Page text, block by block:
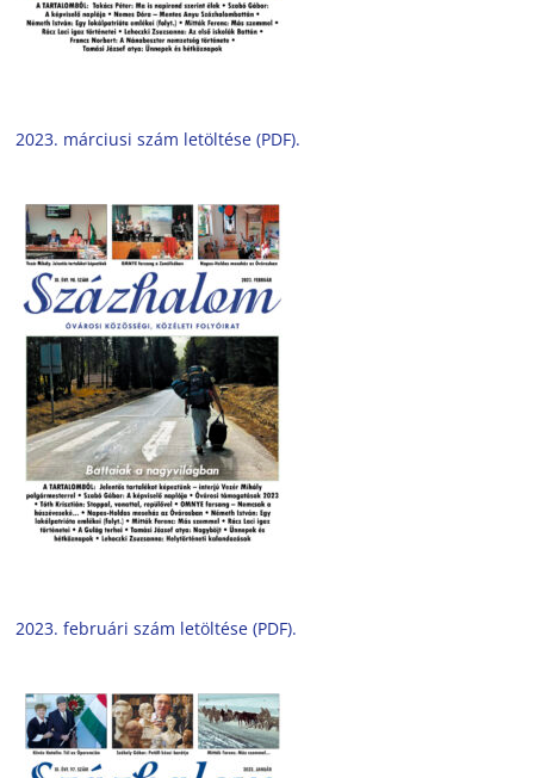
2023. márciusi szám letöltése (PDF).
2023. februári szám letöltése (PDF).